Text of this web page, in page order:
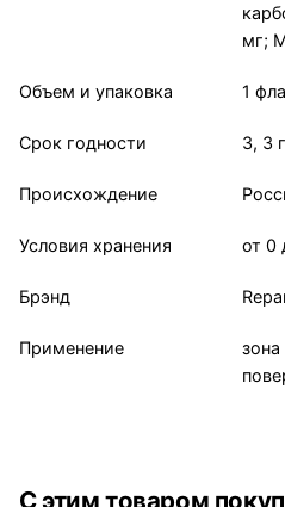
мг;
Объем и упаковка 1
Срок годности 3, 3
Происхождение
Условия хранения от 0
Брэнд
Применение
С этим товаром